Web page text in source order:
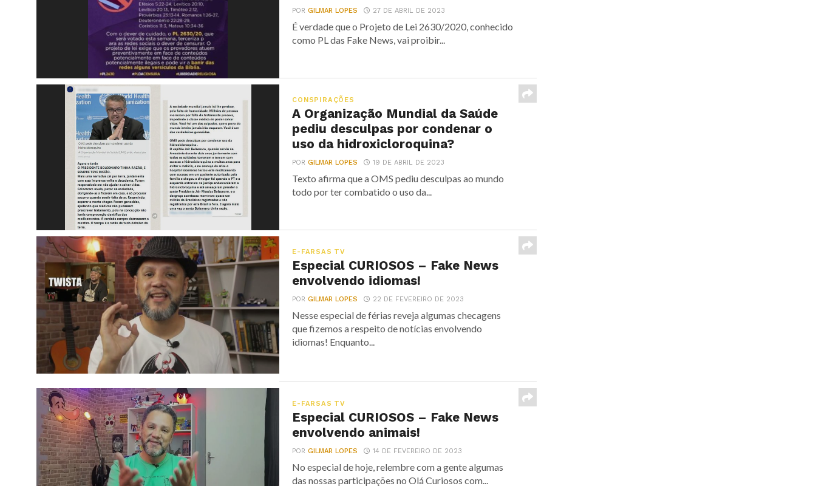
PORGILMAR LOPES 27 DE ABRIL DE 2023
É verdade que o Projeto de Lei 2630/2020, conhecido
como PL das Fake News, vai proibir...
CONSPIRAÇÕES
A Organização Mundial da Saúde
pediu desculpas por condenar o
uso da hidroxicloroquina?
PORGILMAR LOPES 19 DE ABRIL DE 2023
Texto afirma que a OMS pediu desculpas ao mundo
todo por ter combatido o uso da...
E-FARSAS TV
Especial CURIOSOS – Fake News
envolvendo idiomas!
PORGILMAR LOPES 22 DE FEVEREIRO DE 2023
Nesse especial de férias reveja algumas checagens
que fizemos a respeito de notícias envolvendo
idiomas! Enquanto...
E-FARSAS TV
Especial CURIOSOS – Fake News
envolvendo animais!
PORGILMAR LOPES 14 DE FEVEREIRO DE 2023
No especial de hoje, relembre com a gente algumas
das nossas participações no Olá Curiosos com...